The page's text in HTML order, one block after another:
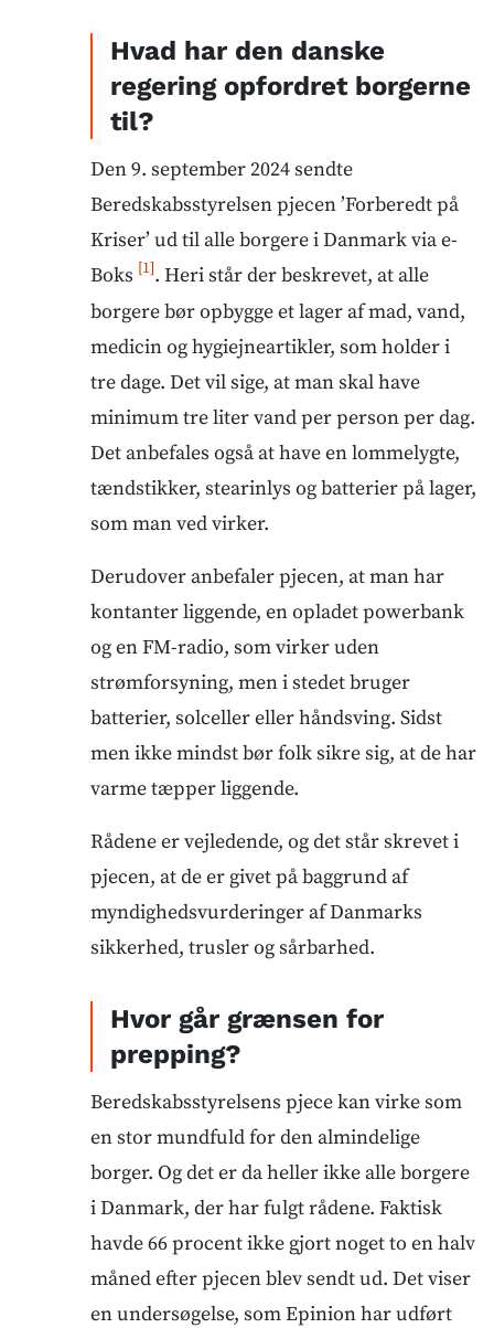
Hvad har den danske
regering opfordret borgerne
til?
Den 9. september 2024 sendte
Beredskabsstyrelsen pjecen ’Forberedt på
Kriser’ ud til alle borgere i Danmark via e-
Boks [1]. Heri står der beskrevet, at alle
borgere bør opbygge et lager af mad, vand,
medicin og hygiejneartikler, som holder i
tre dage. Det vil sige, at man skal have
minimum tre liter vand per person per dag.
Det anbefales også at have en lommelygte,
tændstikker, stearinlys og batterier på lager,
som man ved virker.
Derudover anbefaler pjecen, at man har
kontanter liggende, en opladet powerbank
og en FM-radio, som virker uden
strømforsyning, men i stedet bruger
batterier, solceller eller håndsving. Sidst
men ikke mindst bør folk sikre sig, at de har
varme tæpper liggende.
Rådene er vejledende, og det står skrevet i
pjecen, at de er givet på baggrund af
myndighedsvurderinger af Danmarks
sikkerhed, trusler og sårbarhed.
Hvor går grænsen for
prepping?
Beredskabsstyrelsens pjece kan virke som
en stor mundfuld for den almindelige
borger. Og det er da heller ikke alle borgere
i Danmark, der har fulgt rådene. Faktisk
havde 66 procent ikke gjort noget to en halv
måned efter pjecen blev sendt ud. Det viser
en undersøgelse, som Epinion har udført